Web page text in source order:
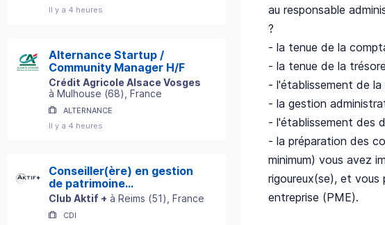
Il y a 4 heures
Alternance Startup /
Community Manager H/F
Crédit Agricole Alsace Vosges
à Mulhouse (68) , France
ALTERNANCE
Il y a 4 heures
Conseiller(ère) en gestion
de patrimoine
indépendant(e)
Club Aktif + à Reims (51) , France
CDI
au responsable
?
- la tenue de la
- la tenue de la
- l'établissement de
- la gestion
- l'établissement des
- la préparation des
minimum) vous avez
rigoureux(se), et vous
entreprise (PME).